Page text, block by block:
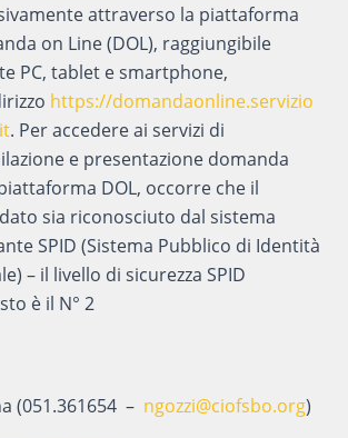
attraverso la piattaforma
on Line (DOL), raggiungibile
PC, tablet e smartphone,
https://domandaonline.servizio
. Per accedere ai servizi di
e presentazione domanda
DOL, occorre che il
sia riconosciuto dal sistema
SPID (Sistema Pubblico di Identità
– il livello di sicurezza SPID
è il N° 2
(051.361654 – ngozzi@ciofsbo.org)